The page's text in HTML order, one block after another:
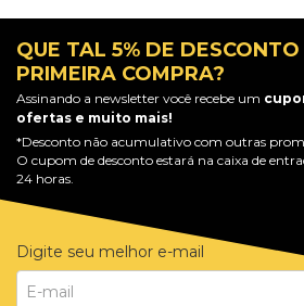
QUE TAL 5% DE
PRIMEIRA COMPRA?
Assinando a newsletter você recebe um
ofertas e muito mais!
*Desconto não acumulativo com outras
O cupom de desconto estará na caixa de
24 horas.
Digite seu melhor e-mail